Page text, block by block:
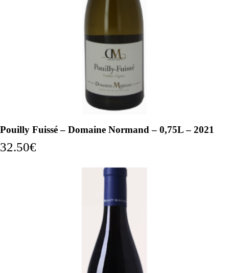
Pouilly Fuissé – Domaine Normand – 0,75L – 2021
32.50€